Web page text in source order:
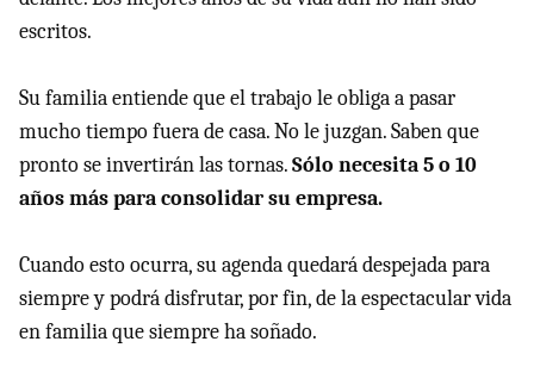
escritos.
Su familia entiende que el trabajo le obliga a pasar
mucho tiempo fuera de casa. No le juzgan. Saben que
pronto se invertirán las tornas.Sólo necesita 5 o 10
años más para consolidar su empresa.
Cuando esto ocurra, su agenda quedará despejada para
siempre y podrá disfrutar, por fin, de la espectacular vida
en familia que siempre ha soñado.